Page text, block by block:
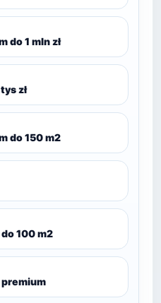
do 1 mln zł
zł
do 150 m2
100 m2
premium